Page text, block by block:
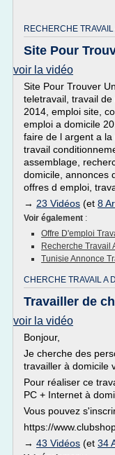
RECHERCHE
Site Pour
voir la vidéo
Site Pour Trouver
teletravail, travail
2014, emploi site,
emploi a domicile
faire de l argent a la
travail
assemblage,
domicile, annonces
offres d emploi,
→ 23 Vidéos (et 8
Voir également :
Offre D'emploi
Recherche Travail
Tunisie Annonce
CHERCHE TRAVAIL A
Travailler de
voir la vidéo
Bonjour,
Je cherche des
travailler à domicile
Pour réaliser ce
PC + Internet à
Vous pouvez
https://
→ 43 Vidéos (et 34